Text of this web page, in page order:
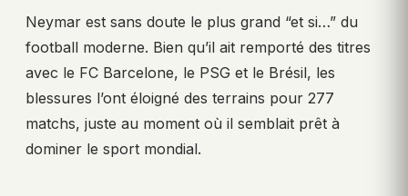
Neymar est sans doute le plus grand “et si…” du
football moderne. Bien qu’il ait remporté des titres
avec le FC Barcelone, le PSG et le Brésil, les
blessures l’ont éloigné des terrains pour 277
matchs, juste au moment où il semblait prêt à
dominer le sport mondial.